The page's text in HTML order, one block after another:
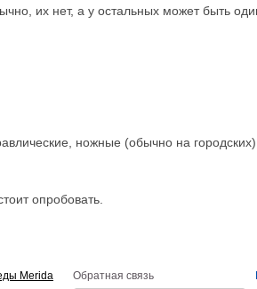
их нет, а у остальных может быть
ножные (обычно на
опробовать.
Merida
Обратная связь